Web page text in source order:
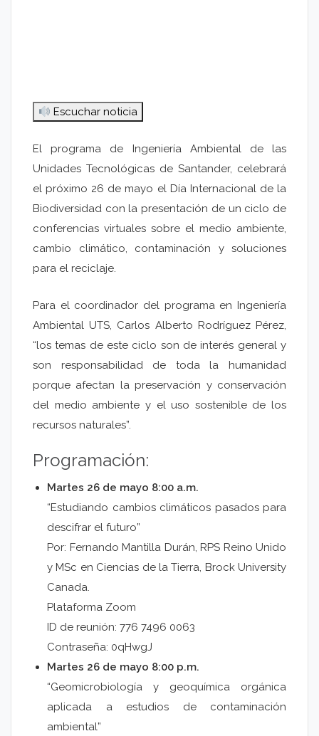
Escuchar noticia
El programa de Ingeniería Ambiental de las
Unidades Tecnológicas de Santander, celebrará
el próximo 26 de mayo el Día Internacional de la
Biodiversidad con la presentación de un ciclo de
conferencias virtuales sobre el medio ambiente,
cambio climático, contaminación y soluciones
para el reciclaje.
Para el coordinador del programa en Ingeniería
Ambiental UTS, Carlos Alberto Rodríguez Pérez,
“los temas de este ciclo son de interés general y
son responsabilidad de toda la humanidad
porque afectan la preservación y conservación
del medio ambiente y el uso sostenible de los
recursos naturales”.
Programación:
Martes 26 de mayo 8:00 a.m.
“Estudiando cambios climáticos pasados para
descifrar el futuro”
Por: Fernando Mantilla Durán, RPS Reino Unido
y MSc en Ciencias de la Tierra, Brock University
Canada.
Plataforma Zoom
ID de reunión: 776 7496 0063
Contraseña: 0qHwgJ
Martes 26 de mayo 8:00 p.m.
“Geomicrobiología y geoquímica orgánica
aplicada a estudios de contaminación
ambiental”